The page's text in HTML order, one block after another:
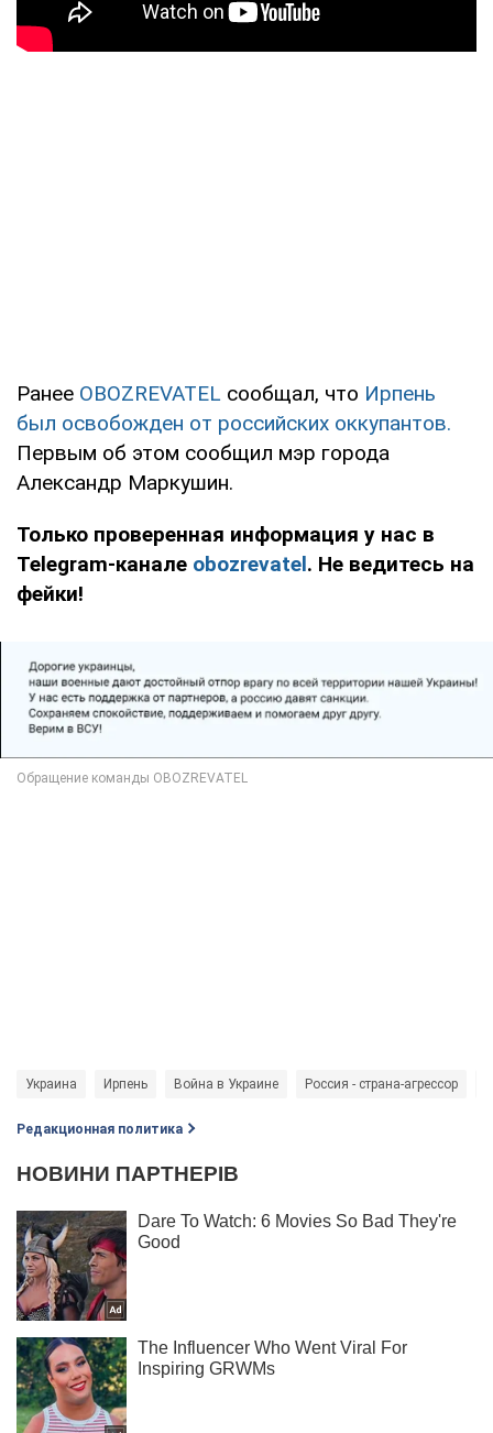
Ранее OBOZREVATEL сообщал, что Ирпень
был освобожден от российских оккупантов.
Первым об этом сообщил мэр города
Александр Маркушин.
Только проверенная информация у нас в
Telegram-канале obozrevatel. Не ведитесь на
фейки!
Украина Ирпень Война в Украине Россия - страна-агрессор
Редакционная политика